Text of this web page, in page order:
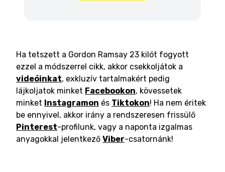
Ha tetszett a Gordon Ramsay 23 kilót fogyott
ezzel a módszerrel cikk, akkor csekkoljátok a
videóinkat, exkluzív tartalmakért pedig
lájkoljatok minket Facebookon, kövessetek
minket Instagramon és Tiktokon! Ha nem éritek
be ennyivel, akkor irány a rendszeresen frissülő
Pinterest-profilunk, vagy a naponta izgalmas
anyagokkal jelentkező Viber-csatornánk!